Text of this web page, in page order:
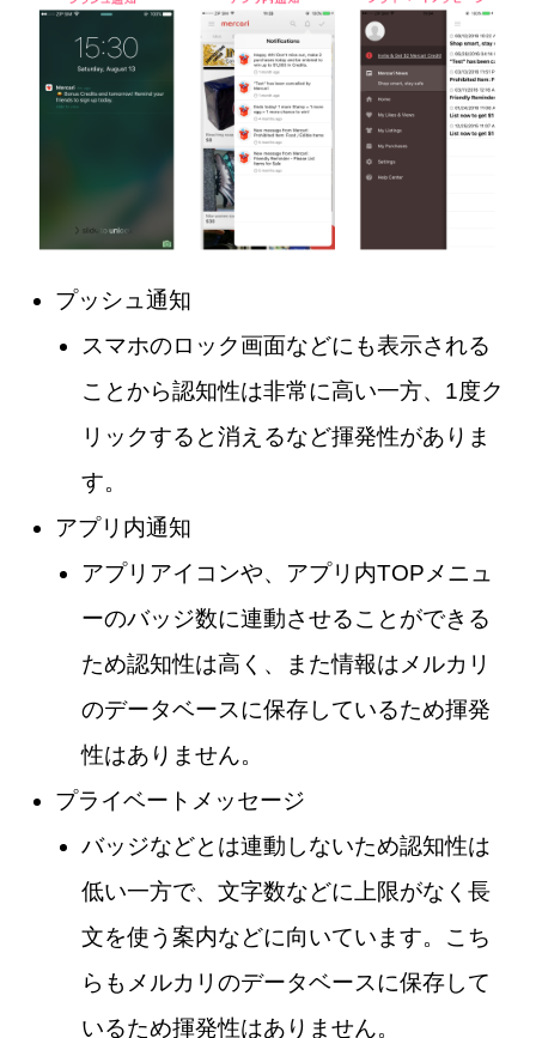
プッシュ通知
スマホのロック画面などにも表示される
ことから認知性は非常に高い一方、1度ク
リックすると消えるなど揮発性がありま
す。
アプリ内通知
アプリアイコンや、アプリ内TOPメニュ
ーのバッジ数に連動させることができる
ため認知性は高く、また情報はメルカリ
のデータベースに保存しているため揮発
性はありません。
プライベートメッセージ
バッジなどとは連動しないため認知性は
低い一方で、文字数などに上限がなく長
文を使う案内などに向いています。こち
らもメルカリのデータベースに保存して
いるため揮発性はありません。